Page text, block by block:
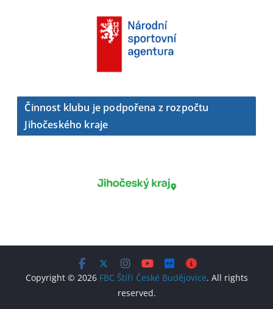
Činnost klubu je podpořena z rozpočtu
Jihočeského kraje
Copyright © 2026 FBC Štíři České Budějovice. All rights
reserved.